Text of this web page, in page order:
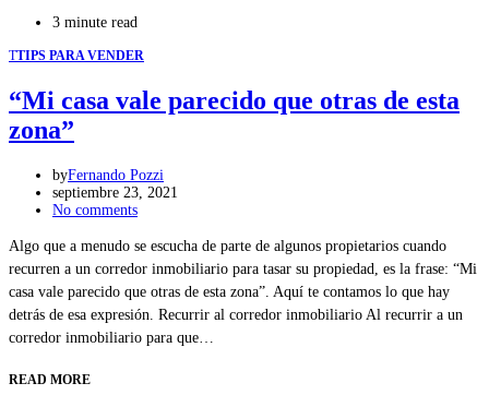
3 minute read
TTIPS PARA VENDER
“Mi casa vale parecido que otras de esta
zona”
byFernando Pozzi
septiembre 23, 2021
No comments
Algo que a menudo se escucha de parte de algunos propietarios cuando
recurren a un corredor inmobiliario para tasar su propiedad, es la frase: “Mi
casa vale parecido que otras de esta zona”. Aquí te contamos lo que hay
detrás de esa expresión. Recurrir al corredor inmobiliario Al recurrir a un
corredor inmobiliario para que…
READ MORE